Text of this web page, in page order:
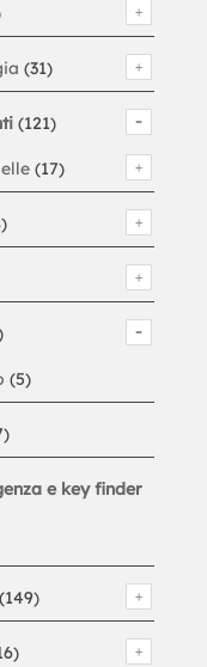
(31)
(121)
(17)
(5)
e key finder